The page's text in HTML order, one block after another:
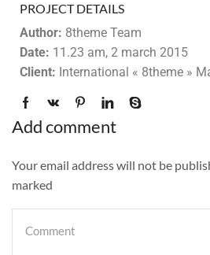
PROJECT DETAILS
Author: 8theme Team
Date: 11.23 am, 2 march 2015
Client: International « 8theme »
Add comment
Your email address will not be
marked